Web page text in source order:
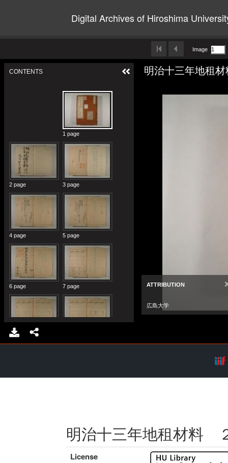
Digital Archives of Hiroshima
明治十三年地租材料
License